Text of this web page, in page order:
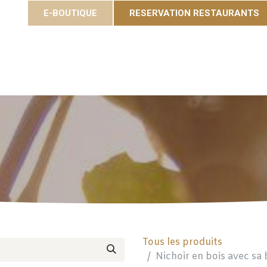
E-BOUTIQUE RESERVATION RESTAURANTS
Tous les produits
Nichoir en bois avec